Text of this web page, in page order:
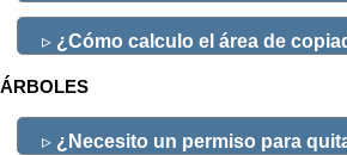
▹ ¿Cómo calculo el área de
ÁRBOLES
▹ ¿Necesito un permiso para